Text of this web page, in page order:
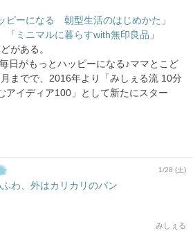
ピーになる 朝型生活のはじめかた 」
「 ミニマルに暮らすwith無印良品 」
がある。
日がもっとハッピーになる♪ママとこど
までで、2016年より「みしぇる流 10分
アイディア100」として新たにスター
1/28 (土)
わ、外はカリカリのパン
みしぇる